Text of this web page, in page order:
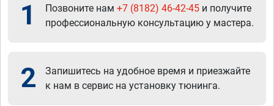
1 Позвоните нам +7 (8182) 46-42-45 и получите
профессиональную консультацию у мастера.
2
Запишитесь на удобное время и приезжайте
к нам в сервис на установку тюнинга.